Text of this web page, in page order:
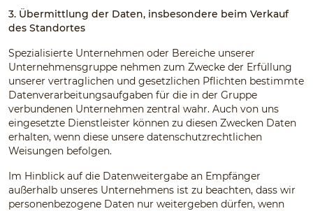
3. Übermittlung der Daten, insbesondere beim Verkauf
des Standortes
Spezialisierte Unternehmen oder Bereiche unserer
Unternehmensgruppe nehmen zum Zwecke der Erfüllung
unserer vertraglichen und gesetzlichen Pflichten bestimmte
Datenverarbeitungsaufgaben für die in der Gruppe
verbundenen Unternehmen zentral wahr. Auch von uns
eingesetzte Dienstleister können zu diesen Zwecken Daten
erhalten, wenn diese unsere datenschutzrechtlichen
Weisungen befolgen.
Im Hinblick auf die Datenweitergabe an Empfänger
außerhalb unseres Unternehmens ist zu beachten, dass wir
personenbezogene Daten nur weitergeben dürfen, wenn